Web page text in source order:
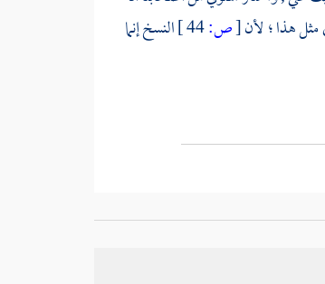
هذا ؛ لأن[ص:
النسخ إنما